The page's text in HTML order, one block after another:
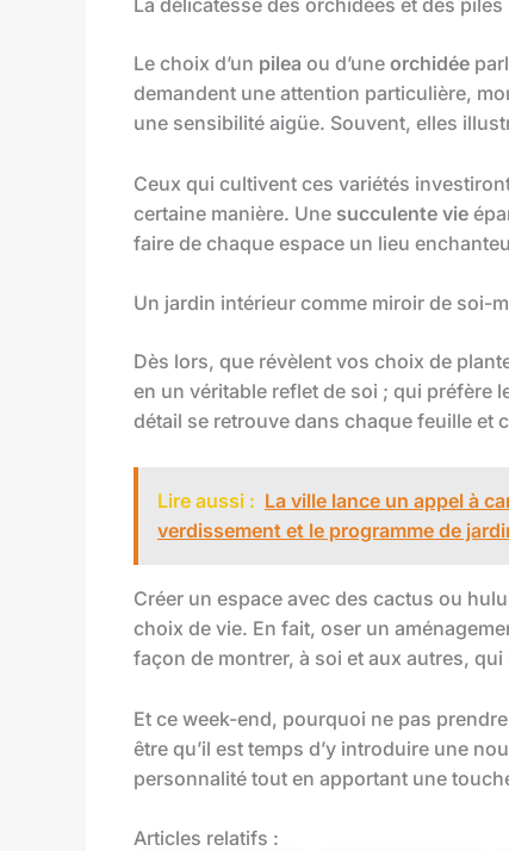
La délicatesse des orchidées et des piles
Le choix d’un pilea ou d’une orchidée
demandent une attention particulière,
une sensibilité aigüe. Souvent, elles
Ceux qui cultivent ces variétés
certaine manière. Une succulente vie
faire de chaque espace un lieu
Un jardin intérieur comme miroir de soi-
Dès lors, que révèlent vos choix de
en un véritable reflet de soi ; qui préfère
détail se retrouve dans chaque feuille et
Lire aussi : La ville lance un appel à
verdissement et le programme de
Créer un espace avec des cactus ou
choix de vie. En fait, oser un
façon de montrer, à soi et aux autres, qui
Et ce week-end, pourquoi ne pas
être qu’il est temps d’y introduire une
personnalité tout en apportant une
Articles relatifs :